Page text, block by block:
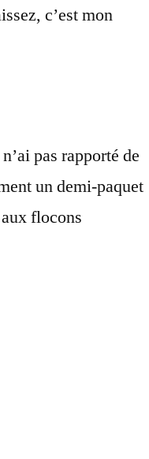
c’est mon
pas rapporté de
un demi-paquet
flocons